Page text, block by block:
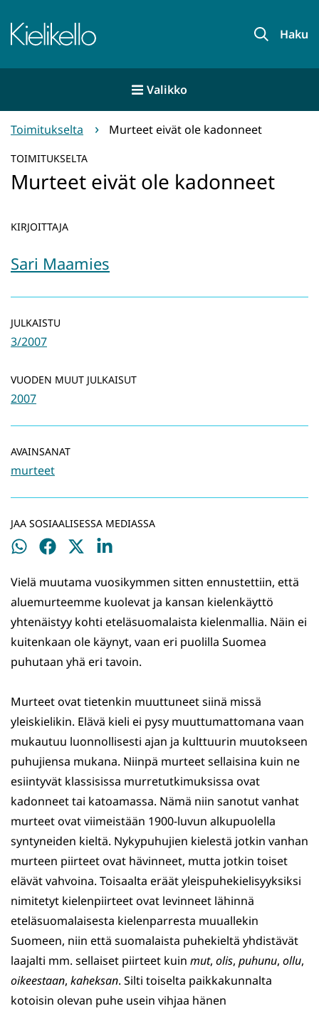
sisältöön
Etusivu Haku
Valikko
Toimitukselta Murteet eivät ole kadonneet
TOIMITUKSELTA
Murteet eivät ole kadonneet
KIRJOITTAJA
Sari Maamies
JULKAISTU
3/2007
VUODEN MUUT JULKAISUT
2007
AVAINSANAT
murteet
JAA SOSIAALISESSA MEDIASSA
Jaa
Jaa
Jaa
Jaa
Vielä muutama vuosikymmen sitten ennustettiin, että
aluemurteemme kuolevat ja kansan kielenkäyttö
yhtenäistyy kohti eteläsuomalaista kielenmallia. Näin ei
kuitenkaan ole käynyt, vaan eri puolilla Suomea
puhutaan yhä eri tavoin.
Murteet ovat tietenkin muuttuneet siinä missä
yleiskielikin. Elävä kieli ei pysy muuttumattomana vaan
mukautuu luonnollisesti ajan ja kulttuurin muutokseen
puhujiensa mukana. Niinpä murteet sellaisina kuin ne
esiintyvät klassisissa murretutkimuksissa ovat
kadonneet tai katoamassa. Nämä niin sanotut vanhat
murteet ovat viimeistään 1900-luvun alkupuolella
syntyneiden kieltä. Nykypuhujien kielestä jotkin vanhan
murteen piirteet ovat hävinneet, mutta jotkin toiset
elävät vahvoina. Toisaalta eräät yleispuhekielisyyksiksi
nimitetyt kielenpiirteet ovat levinneet lähinnä
eteläsuomalaisesta kielenparresta muuallekin
Suomeen, niin että suomalaista puhekieltä yhdistävät
laajalti mm. sellaiset piirteet kuin mut, olis, puhunu, ollu,
oikeestaan, kaheksan. Silti toiselta paikkakunnalta
kotoisin olevan puhe usein vihjaa hänen